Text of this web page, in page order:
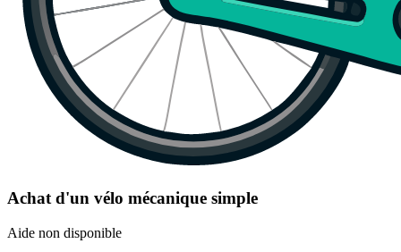
Achat d'un vélo mécanique simple
Aide non disponible